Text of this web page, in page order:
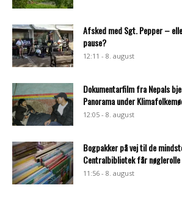
Afsked med Sgt. Pepper –
pause?
12:11 - 8. august
Dokumentarfilm fra Nepals
Panorama under
12:05 - 8. august
Bogpakker på vej til de
Centralbibliotek får nøglerolle
11:56 - 8. august